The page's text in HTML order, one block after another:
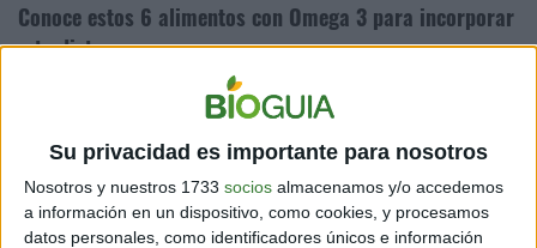
Su privacidad es importante para nosotros
Nosotros y nuestros 1733 socios almacenamos y/o accedemos
a información en un dispositivo, como cookies, y procesamos
datos personales, como identificadores únicos e información
Conoce estos 6 alimentos con Omega 3 para incorporar
a tu dieta
Consumir alimentos con omega 3 en todo momento es
beneficios.